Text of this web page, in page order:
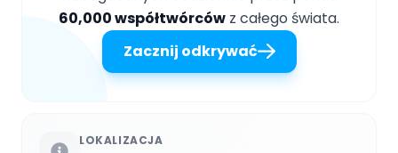
60,000 współtwórców z całego świata.
Zacznij odkrywać
LOKALIZACJA